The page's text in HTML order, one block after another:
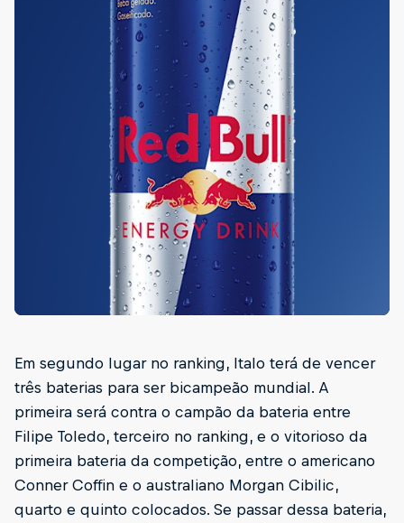
Em segundo lugar no ranking, Italo terá de vencer
três baterias para ser bicampeão mundial. A
primeira será contra o campão da bateria entre
Filipe Toledo, terceiro no ranking, e o vitorioso da
primeira bateria da competição, entre o americano
Conner Coffin e o australiano Morgan Cibilic,
quarto e quinto colocados. Se passar dessa bateria,